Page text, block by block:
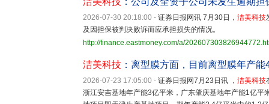
2026-07-30 20:18:00 - 证券日报网讯 7月30日， 洁美科技
及因担保被判决败诉而应承担损失的情况。
http://finance.eastmoney.com/a/
洁美科技 ：离型膜方面，目前离型膜年产能
2026-07-23 17:05:00 - 证券日报网7月23日讯 ， 洁美科技
浙江安吉基地年产能3亿平米，广东肇庆基地年产能1亿